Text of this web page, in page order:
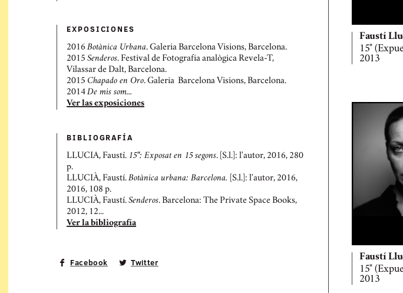
EXPOSICIONES
2016 Botànica Urbana. Galeria Barcelona Visions, Barcelona.
2015 Senderos. Festival de Fotografia analògica Revela-T,
Vilassar de Dalt, Barcelona.
2015 Chapado en Oro. Galeria Barcelona Visions, Barcelona.
2014 De mis som...
Ver las exposiciones
BIBLIOGRAFÍ­A
LLUCIÀ, Faustí. 15": Exposat en 15 segons. [S.l.]: l'autor, 2016, 280
p.
LLUCIÀ, Faustí. Botànica urbana: Barcelona.
[S.l.]: l'autor, 2016,
2016, 108 p.
LLUCIÀ, Faustí. Senderos. Barcelona: The Private Space Books,
2012, 12...
Ver la bibliografía
Facebook Twitter
Faustí
15"
2013
Faustí
15"
2013